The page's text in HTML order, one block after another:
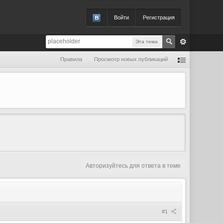
Войти Регистрация
Эта тема
Правила Просмотр новых публикаций
Авторизуйтесь для ответа в теме
#1